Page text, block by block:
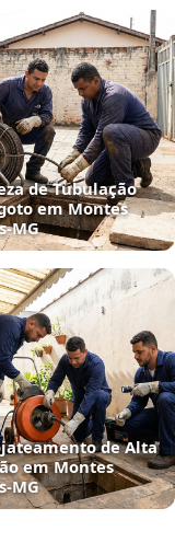
de Tubulação
em Montes
de Alta
em Montes